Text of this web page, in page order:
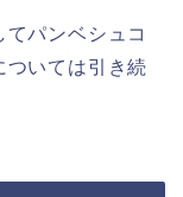
パンベシュコ
ついては引き続